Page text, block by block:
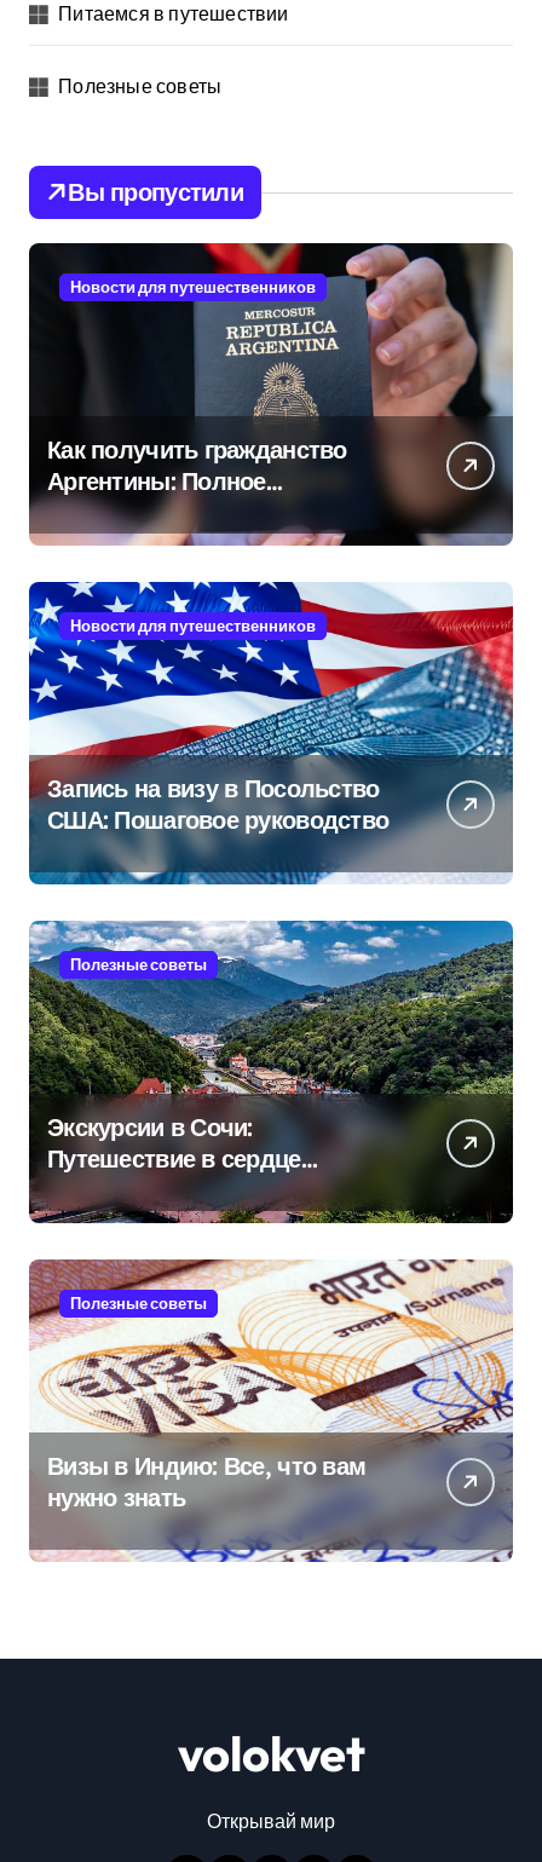
Питаемся в путешествии
Полезные советы
Вы пропустили
Новости для путешественников
Как получить гражданство
Аргентины: Полное
руководство
Новости для путешественников
Запись на визу в Посольство
США: Пошаговое руководство
Полезные советы
Экскурсии в Сочи:
Путешествие в сердце
Черноморского курорта
Полезные советы
Визы в Индию: Все, что вам
нужно знать
volokvet
Открывай мир